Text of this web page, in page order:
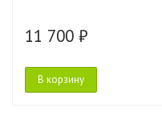
11 700 ₽
В корзину